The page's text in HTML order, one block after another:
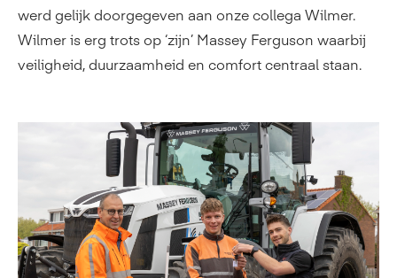
werd gelijk doorgegeven aan onze collega Wilmer.
Wilmer is erg trots op ‘zijn’ Massey Ferguson waarbij
veiligheid, duurzaamheid en comfort centraal staan.